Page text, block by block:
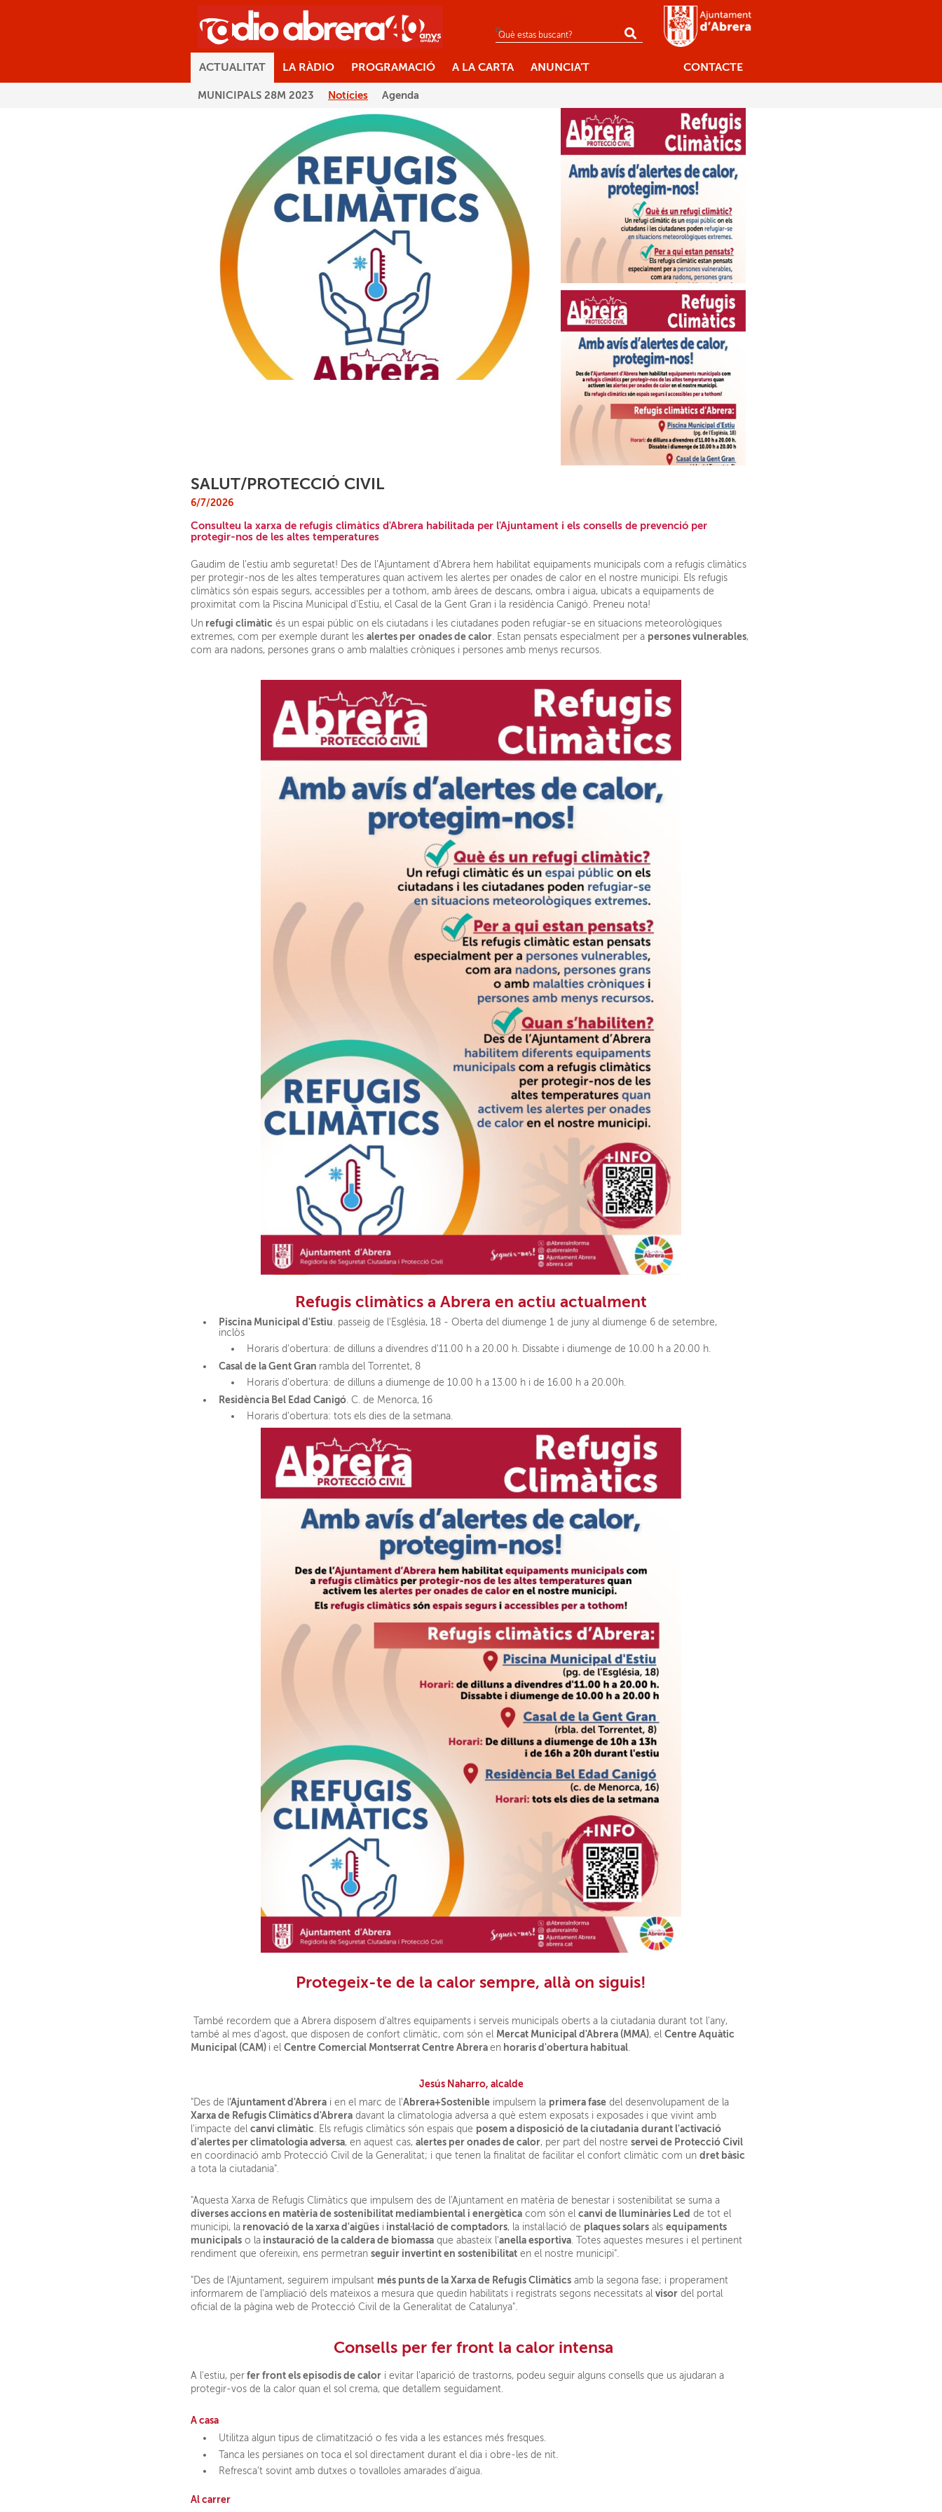
ACTUALITAT
MUNICIPALS 28M 2023 Notícies Agenda
LA RÀDIO PROGRAMACIÓ A LA CARTA ANUNCIA'T CONTACTE
SALUT/PROTECCIÓ CIVIL
6/7/2026
Consulteu la xarxa de refugis climàtics d'Abrera habilitada per l'Ajuntament i els consells de prevenció per
protegir-nos de les altes temperatures
Gaudim de l'estiu amb seguretat! Des de l’Ajuntament d’Abrera hem habilitat equipaments municipals com a refugis climàtics
per protegir-nos de les altes temperatures quan activem les alertes per onades de calor en el nostre municipi. Els refugis
climàtics són espais segurs, accessibles per a tothom, amb àrees de descans, ombra i aigua, ubicats a equipaments de
proximitat com la Piscina Municipal d'Estiu, el Casal de la Gent Gran i la residència Canigó. Preneu nota!
Un refugi climàtic és un espai públic on els ciutadans i les ciutadanes poden refugiar-se en situacions meteorològiques
extremes, com per exemple durant les alertes per onades de calor . Estan pensats especialment per a persones vulnerables,
com ara nadons, persones grans o amb malalties cròniques i persones amb menys recursos.
Refugis climàtics a Abrera en actiu actualment
Piscina Municipal d'Estiu. passeig de l'Església, 18 - Oberta del diumenge 1 de juny al diumenge 6 de setembre,
inclòs
Horaris d'obertura: de dilluns a divendres d'11.00 h a 20.00 h. Dissabte i diumenge de 10.00 h a 20.00 h.
Casal de la Gent Gran rambla del Torrentet, 8
Horaris d'obertura: de dilluns a diumenge de 10.00 h a 13.00 h i de 16.00 h a 20.00h.
Residència Bel Edad Canigó. C. de Menorca, 16
Horaris d'obertura: tots els dies de la setmana.
Protegeix-te de la calor sempre, allà on siguis!
També recordem que a Abrera disposem d'altres equipaments i serveis municipals oberts a la ciutadania durant tot l'any,
també al mes d'agost, que disposen de confort climàtic, com són el Mercat Municipal d'Abrera (MMA), el Centre Aquàtic
Municipal (CAM) i el Centre Comercial Montserrat Centre Abrera en horaris d'obertura habitual
Jesús Naharro, alcalde
"Des de l 'Ajuntament d'Abrera i en el marc de l'Abrera+Sostenible impulsem la primera fase del desenvolupament de la
Xarxa de Refugis Climàtics d'Abrera davant la climatologia adversa a què estem exposats i exposades i que vivint amb
l'impacte del canvi climàtic . Els refugis climàtics són espais que posem a disposició de la ciutadania durant l'activació
d'alertes per climatologia adversa, en aquest cas, alertes per onades de calor, per part del nostre servei de Protecció Civil
en coordinació amb Protecció Civil de la Generalitat; i que tenen la finalitat de facilitar el confort climàtic com un dret bàsic
a tota la ciutadania".
"Aquesta Xarxa de Refugis Climàtics que impulsem des de l'Ajuntament en matèria de benestar i sostenibilitat se suma a
diverses accions en matèria de sostenibilitat mediambiental i energètica com són el canvi de lluminàries Led de tot el
municipi, la renovació de la xarxa d'aigües i instal·lació de comptadors, la instal·lació de plaques solars als equipaments
municipals o la instauració de la caldera de biomassa que abasteix l'anella esportiva . Totes aquestes mesures i el pertinent
rendiment que ofereixin, ens permetran seguir invertint en sostenibilitat en el nostre municipi".
"Des de l'Ajuntament, seguirem impulsant més punts de la Xarxa de Refugis Climàtics amb la segona fase; i properament
informarem de l'ampliació dels mateixos a mesura que quedin habilitats i registrats segons necessitats al visor del portal
oficial de la pàgina web de Protecció Civil de la Generalitat de Catalunya".
Consells per fer front la calor intensa
A l'estiu, per fer front els episodis de calor i evitar l'aparició de trastorns, podeu seguir alguns consells que us ajudaran a
protegir-vos de la calor quan el sol crema, que detallem seguidament.
A casa
Utilitza algun tipus de climatització o fes vida a les estances més fresques.
Tanca les persianes on toca el sol directament durant el dia i obre-les de nit.
Refresca’t sovint amb dutxes o tovalloles amarades d’aigua.
Al carrer